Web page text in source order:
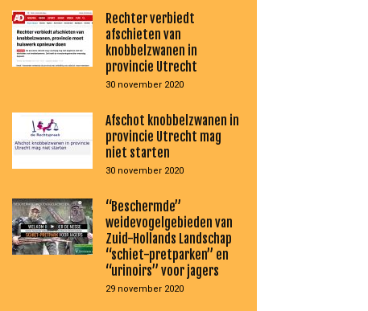
Rechter verbiedt
afschieten van
knobbelzwanen in
provincie Utrecht
30 november 2020
Afschot knobbelzwanen in
provincie Utrecht mag
niet starten
30 november 2020
“Beschermde”
weidevogelgebieden van
Zuid-Hollands Landschap
“schiet-pretparken” en
“urinoirs” voor jagers
29 november 2020